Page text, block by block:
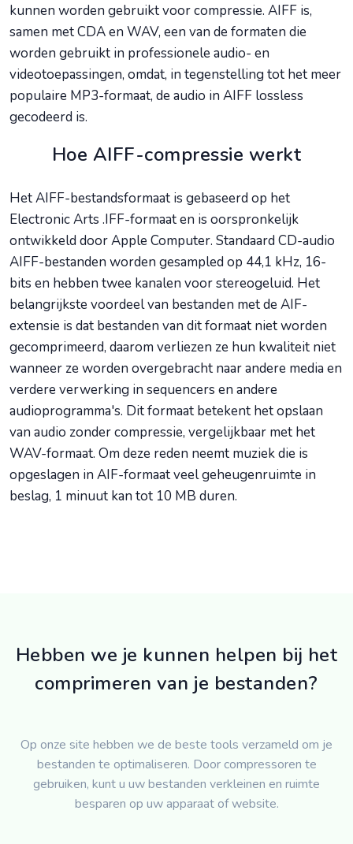
kunnen worden gebruikt voor compressie. AIFF is,
samen met CDA en WAV, een van de formaten die
worden gebruikt in professionele audio- en
videotoepassingen, omdat, in tegenstelling tot het meer
populaire MP3-formaat, de audio in AIFF lossless
gecodeerd is.
Hoe AIFF-compressie werkt
Het AIFF-bestandsformaat is gebaseerd op het
Electronic Arts .IFF-formaat en is oorspronkelijk
ontwikkeld door Apple Computer. Standaard CD-audio
AIFF-bestanden worden gesampled op 44,1 kHz, 16-
bits en hebben twee kanalen voor stereogeluid. Het
belangrijkste voordeel van bestanden met de AIF-
extensie is dat bestanden van dit formaat niet worden
gecomprimeerd, daarom verliezen ze hun kwaliteit niet
wanneer ze worden overgebracht naar andere media en
verdere verwerking in sequencers en andere
audioprogramma's. Dit formaat betekent het opslaan
van audio zonder compressie, vergelijkbaar met het
WAV-formaat. Om deze reden neemt muziek die is
opgeslagen in AIF-formaat veel geheugenruimte in
beslag, 1 minuut kan tot 10 MB duren.
Hebben we je kunnen helpen bij het
comprimeren van je bestanden?
Op onze site hebben we de beste tools verzameld om je
bestanden te optimaliseren. Door compressoren te
gebruiken, kunt u uw bestanden verkleinen en ruimte
besparen op uw apparaat of website.